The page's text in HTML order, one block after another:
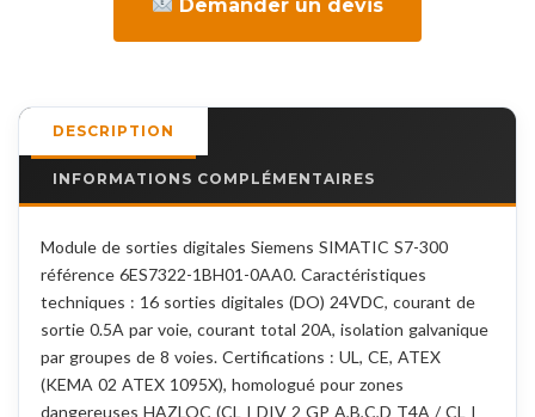
Demander un devis
DESCRIPTION
INFORMATIONS COMPLÉMENTAIRES
Module de sorties digitales Siemens SIMATIC S7-300
référence 6ES7322-1BH01-0AA0. Caractéristiques
techniques : 16 sorties digitales (DO) 24VDC, courant de
sortie 0.5A par voie, courant total 20A, isolation galvanique
par groupes de 8 voies. Certifications : UL, CE, ATEX
(KEMA 02 ATEX 1095X), homologué pour zones
dangereuses HAZLOC (CL I DIV 2 GP A,B,C,D T4A / CL I